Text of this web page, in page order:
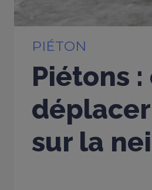
PIÉTON
Piétons
sur la